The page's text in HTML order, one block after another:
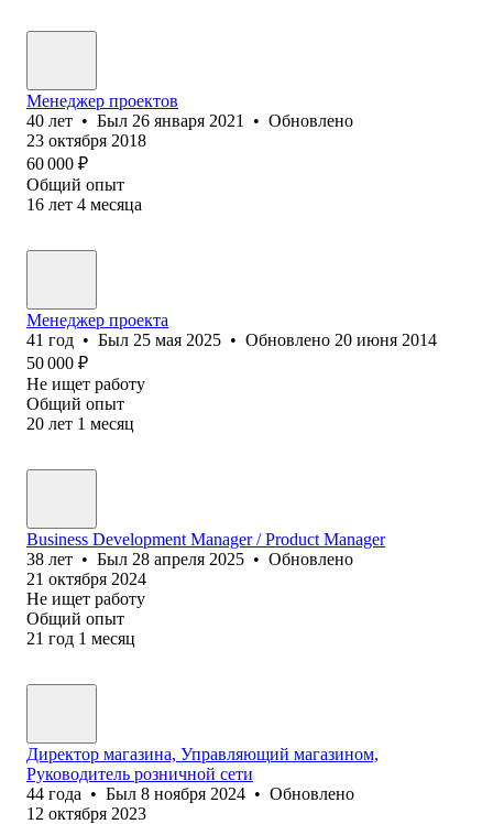
Менеджер проектов
40 лет • Был 26 января 2021 • Обновлено
23 октября 2018
60 000 ₽
Общий опыт
16 лет 4 месяца
Менеджер проекта
41 год • Был 25 мая 2025 • Обновлено 20 июня 2014
50 000 ₽
Не ищет работу
Общий опыт
20 лет 1 месяц
Business Development Manager / Product Manager
38 лет • Был 28 апреля 2025 • Обновлено
21 октября 2024
Не ищет работу
Общий опыт
21 год 1 месяц
Директор магазина, Управляющий магазином,
Руководитель розничной сети
44 года • Был 8 ноября 2024 • Обновлено
12 октября 2023